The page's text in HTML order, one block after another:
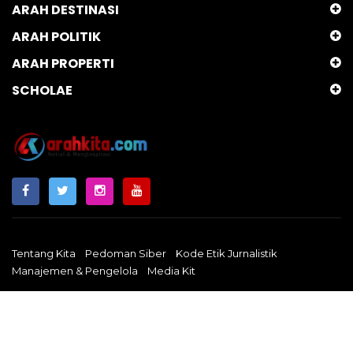
ARAH DESTINASI
ARAH POLITIK
ARAH PROPERTI
SCHOLAE
Tentang Kita Pedoman Siber
Kode Etik Jurnalistik
Manajemen & Pengelola
Media Kit